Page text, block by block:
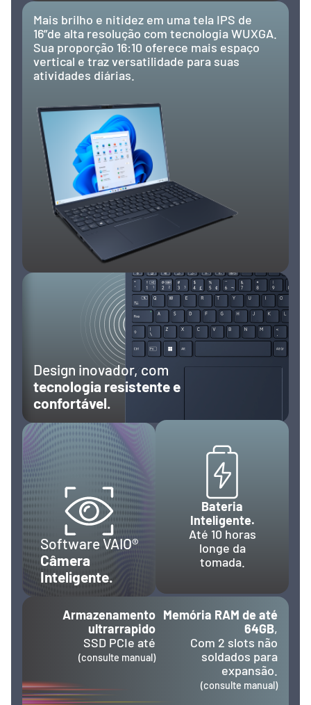
Mais brilho e nitidez em uma tela IPS de
16”de alta resolução com tecnologia WUXGA.
Sua proporção 16:10 oferece mais espaço
vertical e traz versatilidade para suas
atividades diárias.
Design inovador, com
tecnologia resistente e
confortável.
Software VAIO®
Câmera
Inteligente.
Bateria
Inteligente.
Até 10 horas
longe da
tomada.
Armazenamento
ultrarrapido
SSD PCIe até
(consulte manual)
Memória RAM de até
64GB,
Com 2 slots não
soldados para
expansão.
(consulte manual)